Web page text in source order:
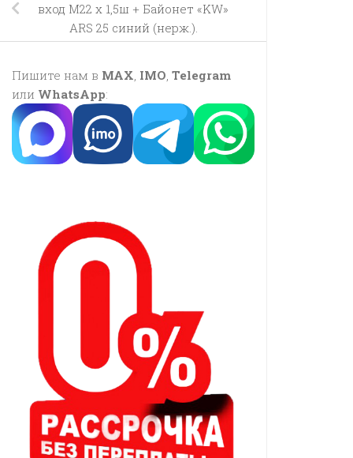
вход М22 х 1,5ш + Байонет «KW»
ARS 25 синий (нерж.).
Пишите нам в MAX, IMO, Telegram
или WhatsApp: